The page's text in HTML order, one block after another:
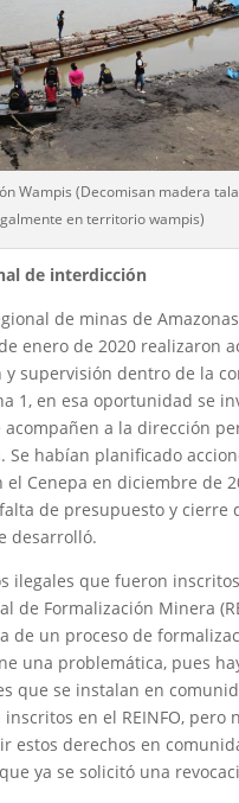
Wampis (Decomisan madera
en territorio wampis)
de interdicción
de minas de
enero de 2020 realizaron
supervisión dentro de la
1, en esa oportunidad se
acompañen a la dirección
Se habían planificado
el Cenepa en diciembre de
de presupuesto y cierre
desarrolló.
ilegales que fueron
de Formalización Minera
de un proceso de
una problemática, pues
que se instalan en
en el REINFO, pero
estos derechos en
ya se solicitó una